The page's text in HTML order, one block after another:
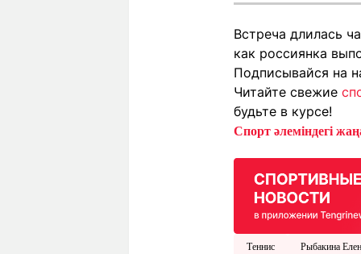
Встреча длилась
как россиянка
Подписывайся на
Читайте свежие
будьте в курсе!
Спорт әлеміндегі
Теннис Рыбакина